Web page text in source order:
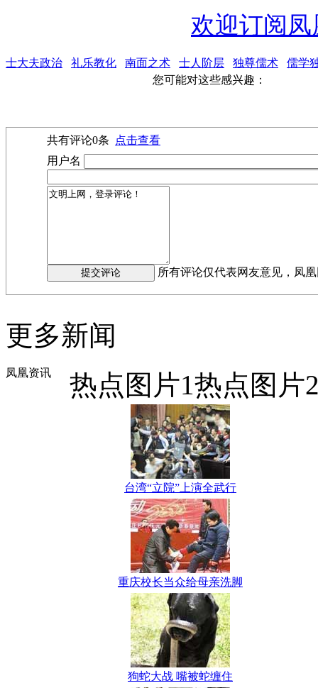
欢迎订阅
士大夫政治 礼乐教化 南面之术 士人阶层 独尊儒术
儒学
您可能对这些感兴趣：
共有评论0条
点击查看
用户名
所有评论仅代表网友意见，凤
更多新闻
凤凰资讯 热点图片1热点图片
台湾“立院”上演全武行
重庆校长当众给母亲洗脚
狗蛇大战 嘴被蛇缠住